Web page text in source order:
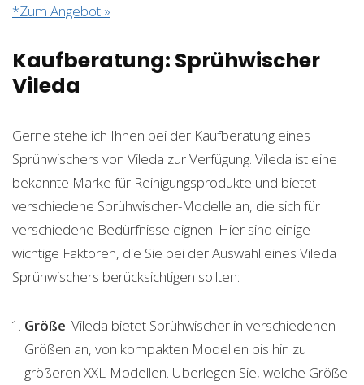
*Zum Angebot »
Kaufberatung: Sprühwischer
Vileda
Gerne stehe ich Ihnen bei der Kaufberatung eines
Sprühwischers von Vileda zur Verfügung. Vileda ist eine
bekannte Marke für Reinigungsprodukte und bietet
verschiedene Sprühwischer-Modelle an, die sich für
verschiedene Bedürfnisse eignen. Hier sind einige
wichtige Faktoren, die Sie bei der Auswahl eines Vileda
Sprühwischers berücksichtigen sollten:
Größe: Vileda bietet Sprühwischer in verschiedenen
Größen an, von kompakten Modellen bis hin zu
größeren XXL-Modellen. Überlegen Sie, welche Größe